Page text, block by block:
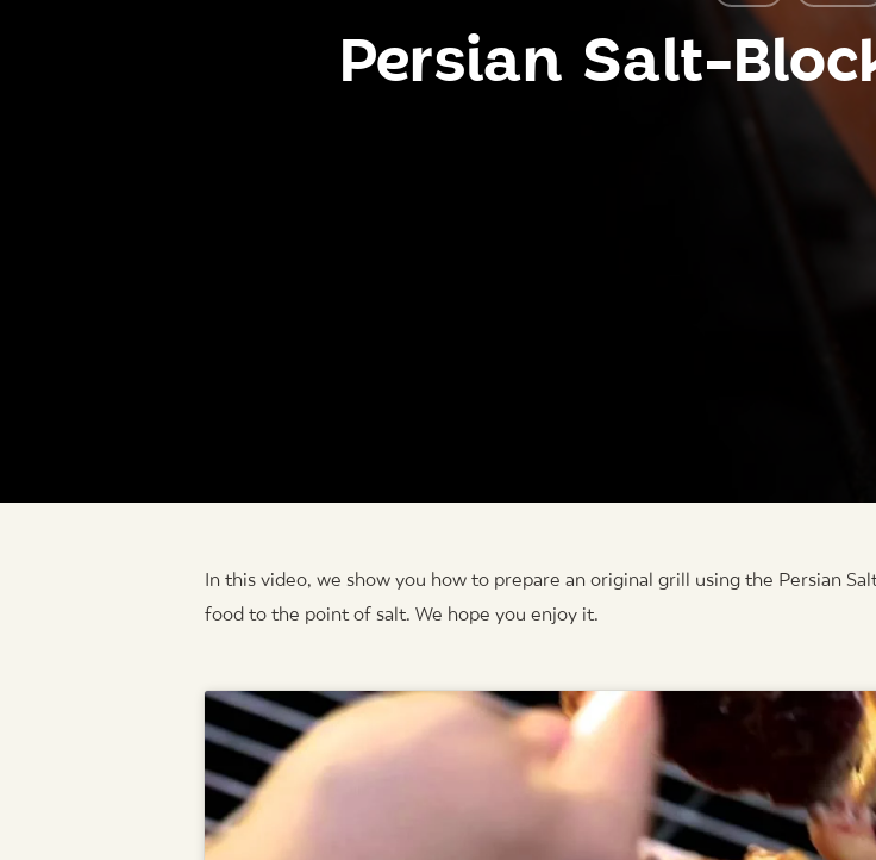
Persian Salt-
In this video, we show you how to prepare an original grill using the Persian
food to the point of salt. We hope you enjoy it.